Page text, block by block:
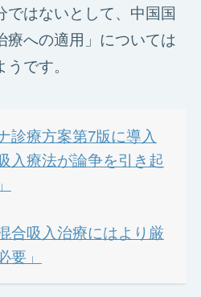
はないとして、中国国
療への適用」については
です。
診療方案第7版に導入
入療法が論争を引き起
合吸入治療にはより厳
要」